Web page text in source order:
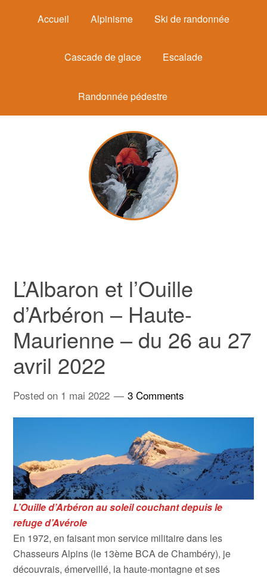
Accueil Alpinisme Ski de randonnée
Cascade de glace Escalade
Randonnée pédestre
L’Albaron et l’Ouille
d’Arbéron – Haute-
Maurienne – du 26 au 27
avril 2022
Posted on 1 mai 2022 3 Comments
L’Ouille d’Arbéron au soleil couchant depuis le
refuge d’Avérole
En 1972, en faisant mon service militaire dans les
Chasseurs Alpins (le 13ème BCA de Chambéry), je
découvrais, émerveillé, la haute-montagne et ses